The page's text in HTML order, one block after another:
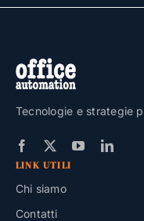
Tecnologie e strategie
LINK UTILI
Chi siamo
Contatti